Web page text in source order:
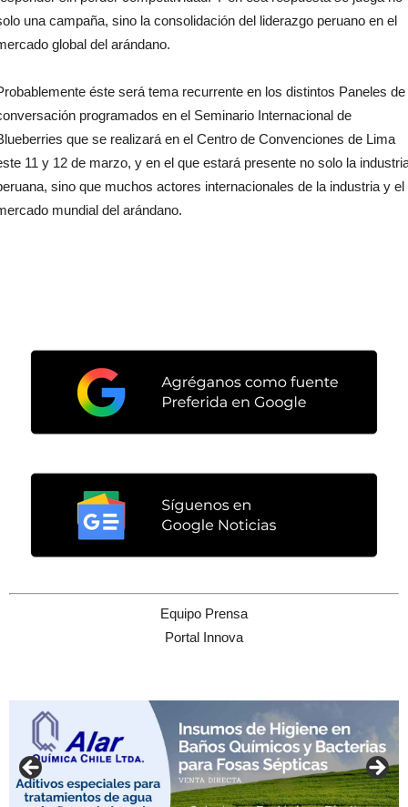
una campaña, sino la consolidación del liderazgo peruano en el
global del arándano.
éste será tema recurrente en los distintos Paneles de
programados en el Seminario Internacional de
que se realizará en el Centro de Convenciones de Lima
11 y 12 de marzo, y en el que estará presente no solo la
sino que muchos actores internacionales de la industria y el
mundial del arándano.
Equipo Prensa
Portal Innova